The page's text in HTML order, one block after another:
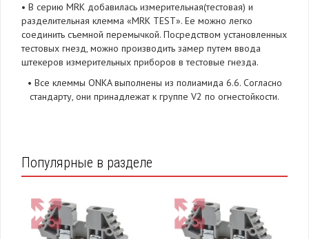
• В серию MRK добавилась измерительная(тестовая) и
разделительная клемма «MRK TEST». Ее можно легко
соединить съемной перемычкой. Посредством установленных
тестовых гнезд, можно производить замер путем ввода
штекеров измерительных приборов в тестовые гнезда.
• Все клеммы ONKA выполнены из полиамида 6.6. Согласно
стандарту, они принадлежат к группе V2 по огнестойкости.
Популярные в разделе